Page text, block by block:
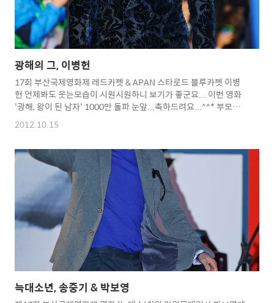
광해의 그, 이병헌
17회 부산국제영화제 레드카펫 & APAN 스타로드 블루카펫 이병
헌 언제봐도 웃는모습이 시원시원하니 보기가 좋군요... 이번 영화
'광해, 왕이 된 남자' 1000만 돌파 눈앞...축하드려요...^^* 부모님
은 보여드리고 아직까진 보질못했군요...조만간 봐야하는데...ㅋ 일
본쪽에 이페이지가 링크가 걸려있는 듯 하군요.... 그래서 전에 올린
---- http://toodur2.tistory.com/345
http://toodur2.tistory.com/152 -----------------------------
------- Copyright 2012. toodur2 All pictures cannot be
cop..
2012.10.15
늑대소년, 송중기 & 박보영